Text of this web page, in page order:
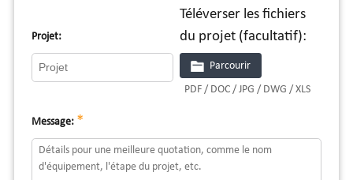
Projet:
Téléverser les fichiers
du projet (facultatif):
Parcourir
PDF / DOC / JPG / DWG / XLS
Message: *